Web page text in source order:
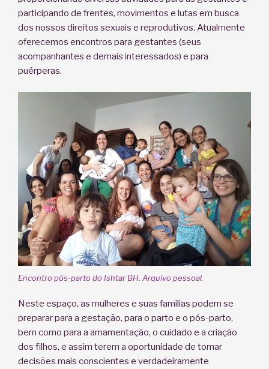
participando de frentes, movimentos e lutas em busca
dos nossos direitos sexuais e reprodutivos. Atualmente
oferecemos encontros para gestantes (seus
acompanhantes e demais interessados) e para
puérperas.
Encontro pós-parto do Ishtar BH. Arquivo pessoal.
Neste espaço, as mulheres e suas famílias podem se
preparar para a gestação, para o parto e o pós-parto,
bem como para a amamentação, o cuidado e a criação
dos filhos, e assim terem a oportunidade de tomar
decisões mais conscientes e verdadeiramente